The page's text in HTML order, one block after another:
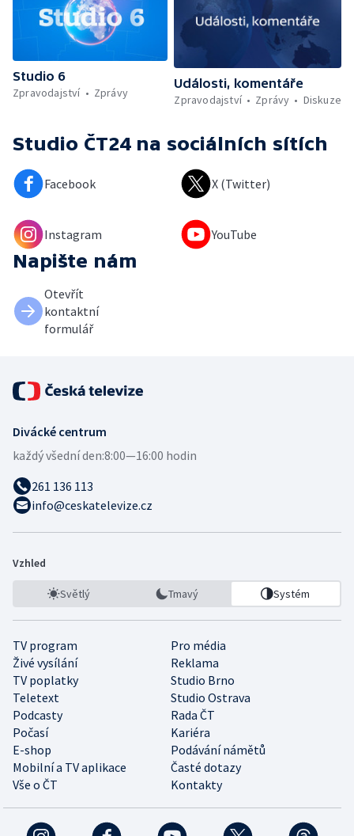
Studio 6
Zpravodajství
Zprávy
Události, komentáře
Zpravodajství
Zprávy Diskuze
Studio ČT24 na sociálních sítích
Facebook X (Twitter)
Instagram YouTube
Napište nám
Otevřít
kontaktní
formulář
Divácké centrum
každý všední den:8:00—16:00 hodin
261 136 113
info@ceskatelevize.cz
Vzhled
Světlý Tmavý Systém
TV program
Pro média
Živé vysílání
Reklama
TV poplatky
Studio Brno
Teletext
Studio Ostrava
Podcasty
Rada ČT
Počasí
Kariéra
E-shop
Podávání námětů
Mobilní a TV aplikace
Časté dotazy
Vše o ČT
Kontakty